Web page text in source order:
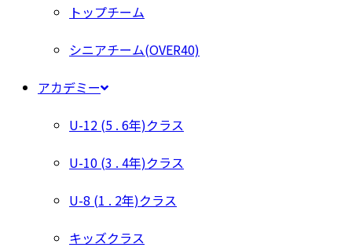
トップチーム
シニアチーム(OVER40)
アカデミー
U-12 (5 . 6年)クラス
U-10 (3 . 4年)クラス
U-8 (1 . 2年)クラス
キッズクラス